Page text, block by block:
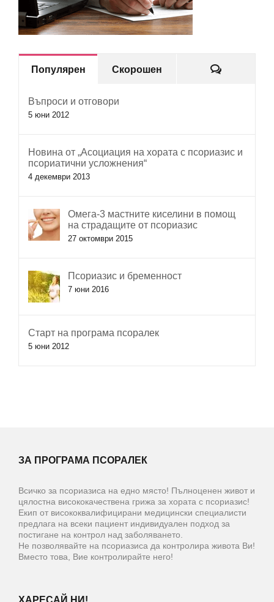
Популярен Скорошен Коментари
Въпроси и отговори
5 юни 2012
Новина от „Асоциация на хората с псориазис и
псориатични усложнения“
4 декември 2013
Омега-3 мастните киселини в помощ
на страдащите от псориазис
27 октомври 2015
Псориазис и бременност
7 юни 2016
Старт на програма псоралек
5 юни 2012
ЗА ПРОГРАМА ПСОРАЛЕК
Всичко за псориазиса на едно място! Пълноценен живот и
цялостна висококачествена грижа за хората с псориазис!
Екип от висококвалифицирани медицински специалисти
предлага на всеки пациент индивидуален подход за
постигане на контрол над заболяването.
Не позволявайте на псориазиса да контролира живота Ви!
Вместо това, Вие контролирайте него!
ХАРЕСАЙ НИ!